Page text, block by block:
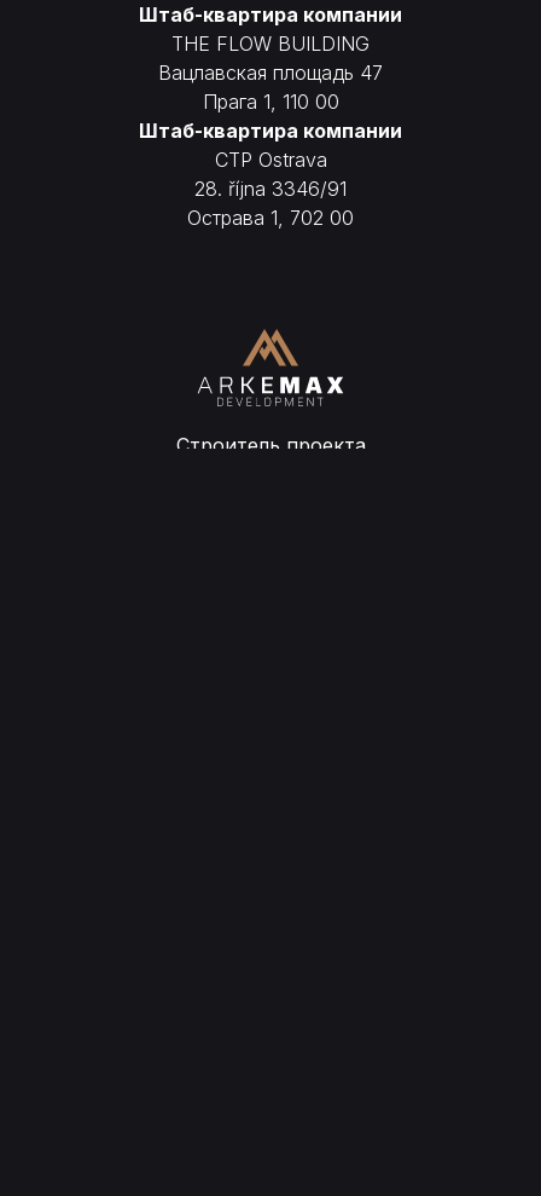
Штаб-квартира компании
THE FLOW BUILDING
Вацлавская площадь 47
Прага 1, 110 00
Штаб-квартира компании
CTP Ostrava
28. října 3346/91
Острава 1, 702 00
Строитель проекта